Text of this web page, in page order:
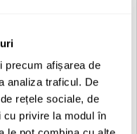
precum afișarea de
analiza traficul. De
rețele sociale, de
cu privire la modul în
UV
x 3W RGBW